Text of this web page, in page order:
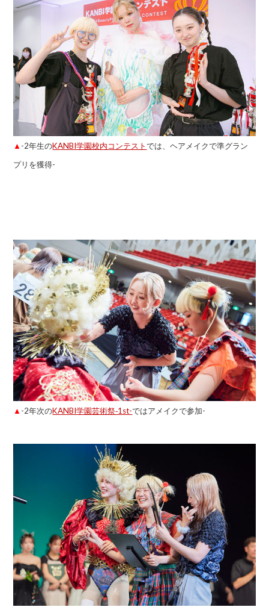
▲ -2年生のKANBI学園校内コンテストでは、ヘアメイクで準グラン
プリを獲得-
▲ -2年次のKANBI学園芸術祭‐1st-ではアメイクで参加-